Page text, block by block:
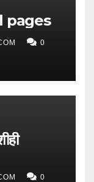
pages
0
0